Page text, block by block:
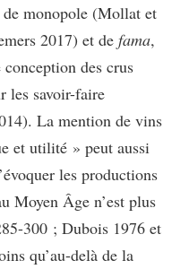
de monopole (Mollat et
2017) et de fama,
des crus
les savoir-faire
La mention de vins
et utilité » peut aussi
les productions
Moyen Âge n’est plus
300 ; Dubois 1976 et
qu’au-delà de la